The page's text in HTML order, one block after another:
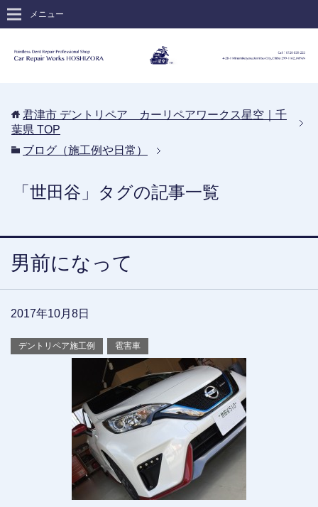
メニュー
君津市 デントリペア カーリペアワークス星空｜千
葉県 TOP
ブログ（施工例や日常）
「世田谷」タグの記事一覧
男前になって
2017年10月8日
デントリペア施工例 雹害車